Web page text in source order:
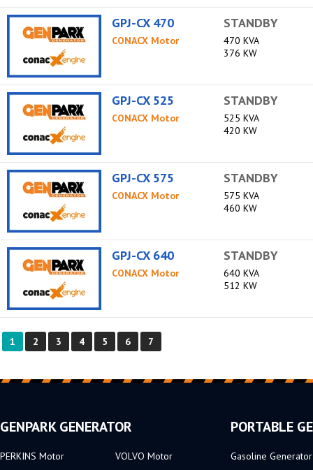
GPJ-CX 470
CONACX Motor
STANDBY
470 KVA
376 KW
GPJ-CX 525
CONACX Motor
STANDBY
525 KVA
420 KW
GPJ-CX 575
CONACX Motor
STANDBY
575 KVA
460 KW
GPJ-CX 640
CONACX Motor
STANDBY
640 KVA
512 KW
1 2 3 4 5 6 7
GENPARK GENERATOR
PERKINS Motor VOLVO Motor
PORTABLE
Gasoline Generator